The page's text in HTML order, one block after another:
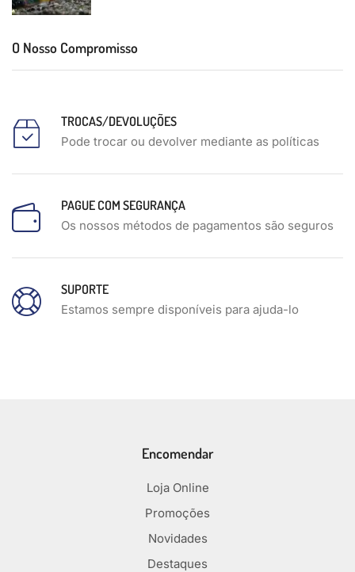
O Nosso Compromisso
TROCAS/DEVOLUÇÕES
Pode trocar ou devolver mediante as políticas
PAGUE COM SEGURANÇA
Os nossos métodos de pagamentos são seguros
SUPORTE
Estamos sempre disponíveis para ajuda-lo
Encomendar
Loja Online
Promoções
Novidades
Destaques